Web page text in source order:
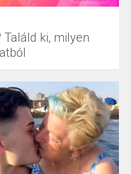
Találd ki, milyen